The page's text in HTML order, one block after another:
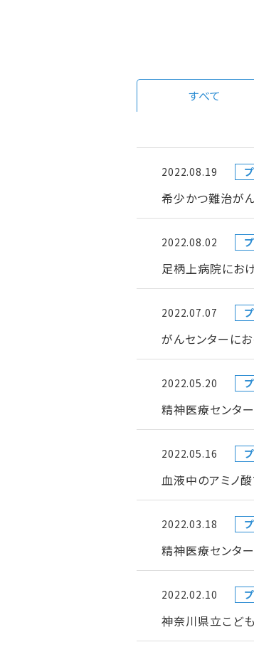
すべて
2022.08.19
希少かつ難治が
2022.08.02
足柄上病院にお
2022.07.07
がんセンターに
2022.05.20
精神医療センタ
2022.05.16
血液中のアミノ
2022.03.18
精神医療センタ
2022.02.10
神奈川県立こど